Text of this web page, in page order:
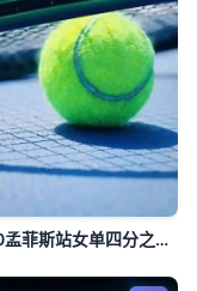
WTA250孟菲斯站女单四分之一决赛：维德曼诺娃VS沃利内茨